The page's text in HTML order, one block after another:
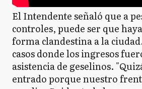
El Intendente señaló que a
controles, puede ser que
forma clandestina a la
casos donde los ingresos
asistencia de geselinos.
entrado porque nuestro